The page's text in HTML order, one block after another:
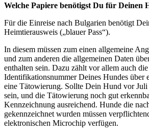
Welche Papiere benötigst Du für Deinen
Für die Einreise nach Bulgarien benötigt
Heimtierausweis („blauer Pass“).
In diesem müssen zum einen allgemeine
und zum anderen die allgemeinen Daten
enthalten sein. Dazu zählt vor allem auch
Identifikationsnummer Deines Hundes über
eine Tätowierung. Sollte Dein Hund vor
sein, und die Tätowierung noch gut
Kennzeichnung ausreichend. Hunde die
gekennzeichnet wurden müssen
elektronischen Microchip verfügen.